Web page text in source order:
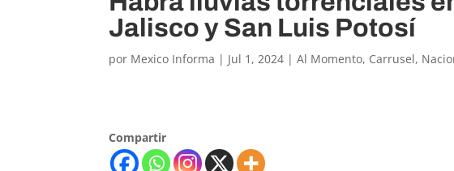
Jalisco y San Luis Potosí
por Mexico Informa | Jul 1, 2024 |Al Momento, Carrusel,
Compartir